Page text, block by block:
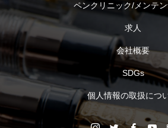
ペンクリニック/メンテ
求人
会社概要
SDGs
個人情報の取扱につ